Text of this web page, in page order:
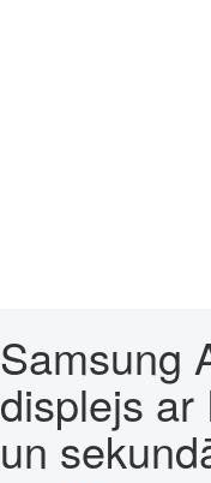
Samsung
displejs ar
un